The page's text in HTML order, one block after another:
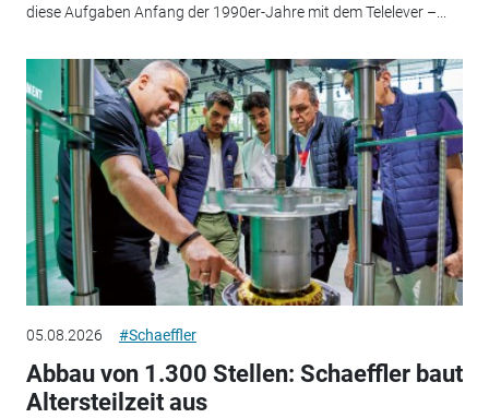
diese Aufgaben Anfang der 1990er-Jahre mit dem Telelever –...
05.08.2026 #Schaeffler
Abbau von 1.300 Stellen: Schaeffler baut
Altersteilzeit aus